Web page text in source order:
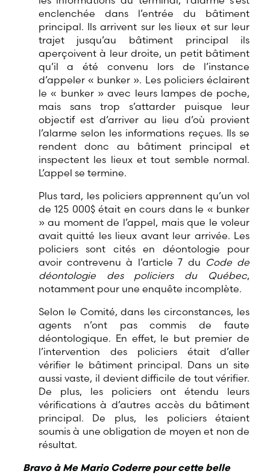
enclenchée dans l’entrée du bâtiment
principal. Ils arrivent sur les lieux et sur leur
trajet jusqu’au bâtiment principal ils
aperçoivent à leur droite, un petit bâtiment
qu’il a été convenu lors de l’instance
d’appeler « bunker ». Les policiers éclairent
le « bunker » avec leurs lampes de poche,
mais sans trop s’attarder puisque leur
objectif est d’arriver au lieu d’où provient
l’alarme selon les informations reçues. Ils se
rendent donc au bâtiment principal et
inspectent les lieux et tout semble normal.
L’appel se termine.
Plus tard, les policiers apprennent qu’un vol
de 125 000$ était en cours dans le « bunker
» au moment de l’appel, mais que le voleur
avait quitté les lieux avant leur arrivée. Les
policiers sont cités en déontologie pour
avoir contrevenu à l’article 7 du Code de
déontologie des policiers du Québec,
notamment pour une enquête incomplète.
Selon le Comité, dans les circonstances, les
agents n’ont pas commis de faute
déontologique. En effet, le but premier de
l’intervention des policiers était d’aller
vérifier le bâtiment principal. Dans un site
aussi vaste, il devient difficile de tout vérifier.
De plus, les policiers ont étendu leurs
vérifications à d’autres accès du bâtiment
principal. De plus, les policiers étaient
soumis à une obligation de moyen et non de
résultat.
Bravo à Me Mario Coderre pour cette belle